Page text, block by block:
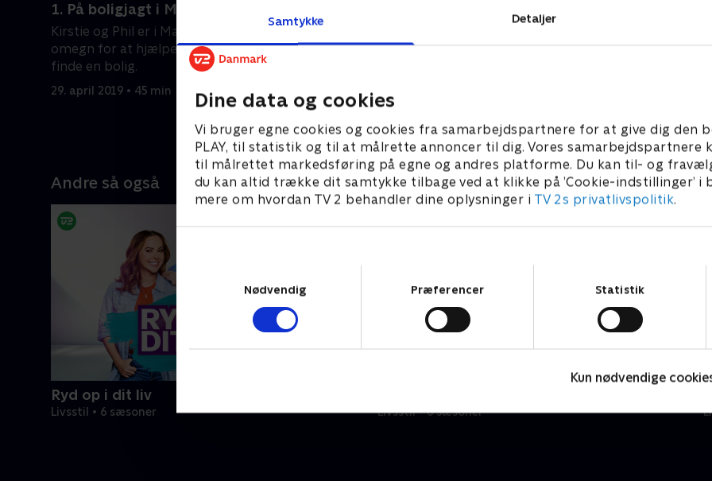
Samtykke Detaljer
Dine data og cookies
Vi bruger egne cookies og cookies fra samarbejdspartnere for at give dig den
PLAY, til statistik og til at målrette annoncer til dig. Vores samarbejdspartnere
til målrettet markedsføring på egne og andres platforme. Du kan til- og
du kan altid trække dit samtykke tilbage ved at klikke på ’Cookie-indstillinger’ i
mere om hvordan TV 2 behandler dine oplysninger i TV 2s privatlivspolitik.
Nødvendig
Præferencer Statistik
Kun nødvendige
1. På boligjagt i Manchester
Kirstie og Phil er i Manchester og
omegn for at hjælpe to par med at
finde en bolig.
29. april 2019 • 45 min
West Midlands
Clare og Matt renoverede selv deres
Så nu er de på jagt efter en ny bolig,
29. april 2019 • 45 min
Steph & Nick og Ranald &
Andre så også
Ryd op i dit liv
Livsstil • 6 sæsoner Livsstil • 6 sæsoner